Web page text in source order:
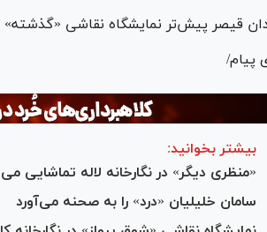
قیصر پیش‌تر نمایشگاه نقاشی «گذشته»
پیام/
بیشتر بخوانید:
«منظری دیگر» در نگارخانه لاله تماشایی
سامان خلیلیان «درد» را به صحنه می‌آورد